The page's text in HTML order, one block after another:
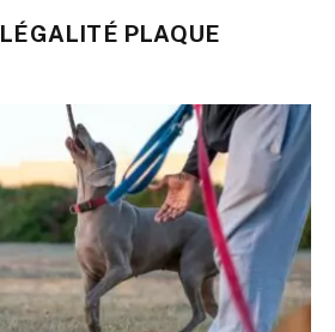
LÉGALITÉ PLAQUE